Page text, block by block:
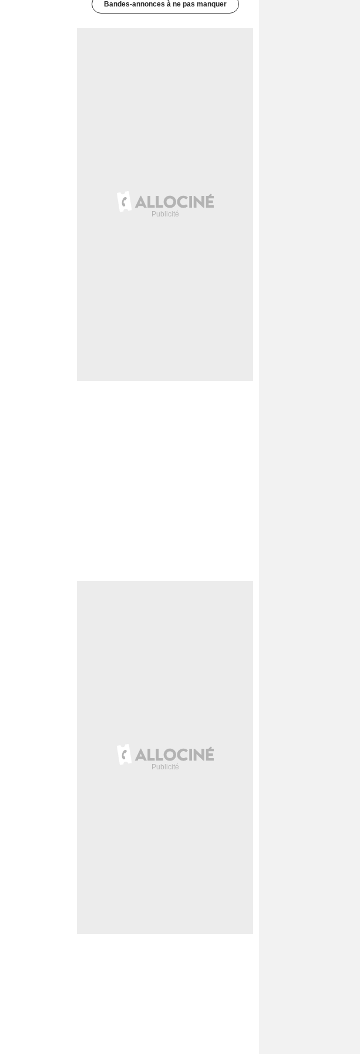
Bandes-annonces à ne pas manquer